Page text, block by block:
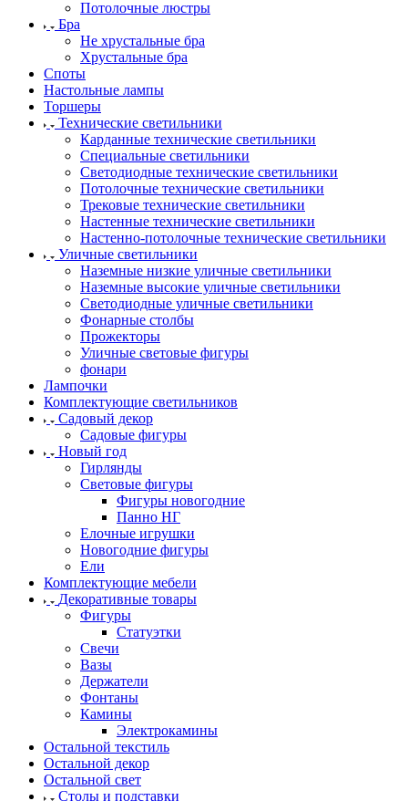
Потолочные люстры
Бра
Не хрустальные бра
Хрустальные бра
Споты
Настольные лампы
Торшеры
Технические светильники
Карданные технические светильники
Специальные светильники
Светодиодные технические светильники
Потолочные технические светильники
Трековые технические светильники
Настенные технические светильники
Настенно-потолочные технические светильники
Уличные светильники
Наземные низкие уличные светильники
Наземные высокие уличные светильники
Светодиодные уличные светильники
Фонарные столбы
Прожекторы
Уличные световые фигуры
фонари
Лампочки
Комплектующие светильников
Садовый декор
Садовые фигуры
Новый год
Гирлянды
Световые фигуры
Фигуры новогодние
Панно НГ
Елочные игрушки
Новогодние фигуры
Ели
Комплектующие мебели
Декоративные товары
Фигуры
Статуэтки
Свечи
Вазы
Держатели
Фонтаны
Камины
Электрокамины
Остальной текстиль
Остальной декор
Остальной свет
Столы и подставки